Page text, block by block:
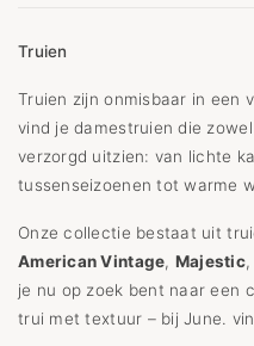
Truien
Truien zijn onmisbaar in een
vind je damestruien die
verzorgd uitzien: van lichte
tussenseizoenen tot warme
Onze collectie bestaat uit
American Vintage, Majestic,
je nu op zoek bent naar een
trui met textuur – bij June.